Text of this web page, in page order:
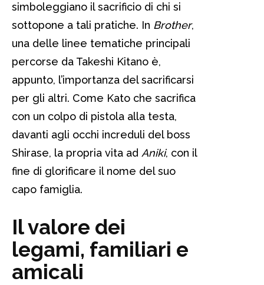
simboleggiano il sacrificio di chi si
sottopone a tali pratiche. In Brother,
una delle linee tematiche principali
percorse da Takeshi Kitano è,
appunto, l’importanza del sacrificarsi
per gli altri. Come Kato che sacrifica
con un colpo di pistola alla testa,
davanti agli occhi increduli del boss
Shirase, la propria vita ad Aniki, con il
fine di glorificare il nome del suo
capo famiglia.
Il valore dei
legami, familiari e
amicali